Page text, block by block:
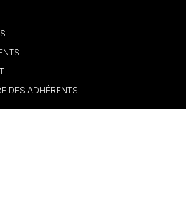
DES ADHÉRENTS